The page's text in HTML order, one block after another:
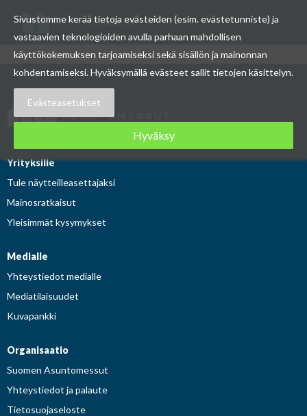
Skip
content
Etsi
sivustolta
Asuntomessut
Yrityksille
Tule näytteilleasettajaksi
Mainosratkaisut
Yleisimmät kysymykset
Medialle
Yhteystiedot medialle
Mediatilaisuudet
Kuvapankki
Organisaatio
Suomen Asuntomessut
Yhteystiedot ja palaute
Tietosuojaseloste
Sivustomme kerää tietoja evästeiden (esim. evästetunniste) ja
vastaavien teknologioiden avulla parhaan mahdollisen
käyttökokemuksen tarjoamiseksi sekä sisällön ja mainonnan
kohdentamiseksi. Hyväksymällä evästeet sallit tietojen käsittelyn.
Evästeasetukset
Hyväksy